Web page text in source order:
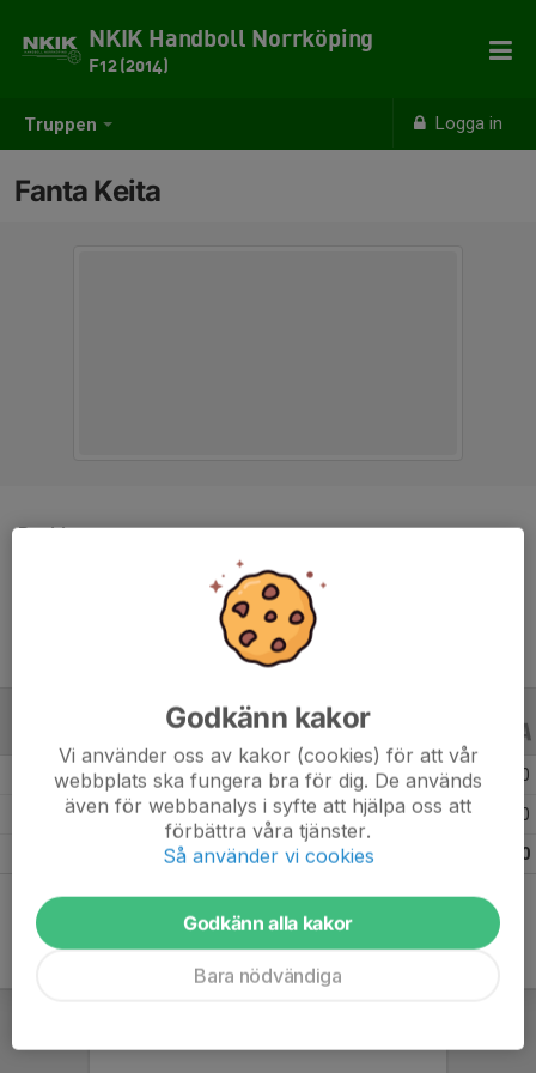
Truppen Logga in
NKIK Handboll Norrköping
F12 (2014)
Fanta Keita
Position
-
12 år
ALLA ÅR
Säsongen 25/26 13 0 0
Säsongen 24/25 8 0
0
Godkänn kakor
Vi använder oss av kakor (cookies) för att vår
webbplats ska fungera bra för dig. De används
även för webbanalys i syfte att hjälpa oss att
förbättra våra tjänster.
Så använder vi cookies
Godkänn alla kakor
Bara nödvändiga